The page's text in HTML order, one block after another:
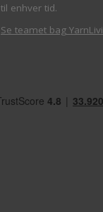
til enhver tid.
Se teamet bag